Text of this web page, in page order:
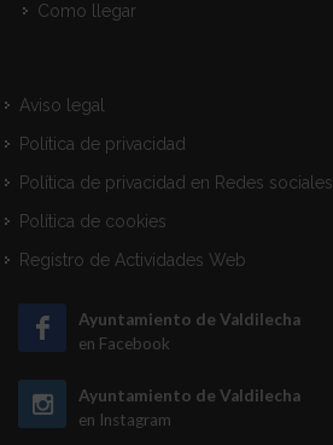
Como llegar
Aviso legal
Política de privacidad
Política de privacidad en Redes sociales
Política de cookies
Registro de Actividades Web
Ayuntamiento de Valdilecha
en Facebook
Ayuntamiento de Valdilecha
en Instagram